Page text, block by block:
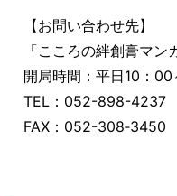
【お問い合わせ先】
「こころの絆創膏マン
開局時間：平日10：00
TEL：052-898-4237
FAX：052-308‐3450